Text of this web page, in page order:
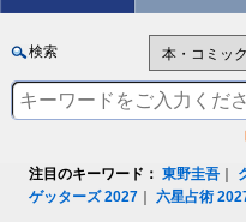
検索
注目のキーワード： 東野圭吾
ゲッターズ 2027 ｜六星占術